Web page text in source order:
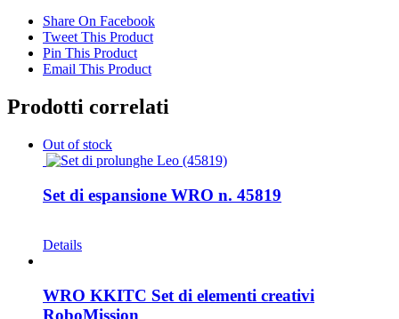
Share On Facebook
Tweet This Product
Pin This Product
Email This Product
Prodotti correlati
Out of stock
Set di espansione WRO n. 45819
Details
WRO KKITC Set di elementi creativi
RoboMission